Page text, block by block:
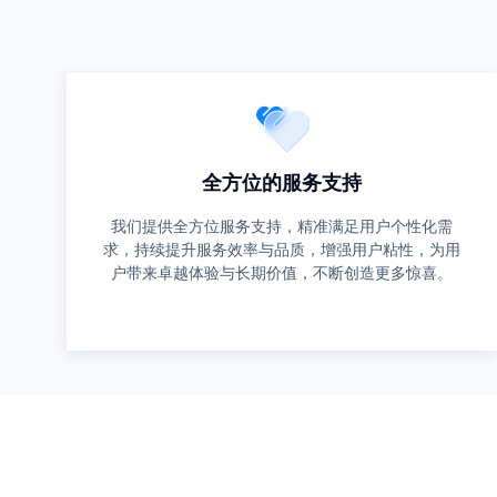
全方位的服务支持
我们提供全方位服务支持，精准满足用户个性化需
求，持续提升服务效率与品质，增强用户粘性，为用
户带来卓越体验与长期价值，不断创造更多惊喜。